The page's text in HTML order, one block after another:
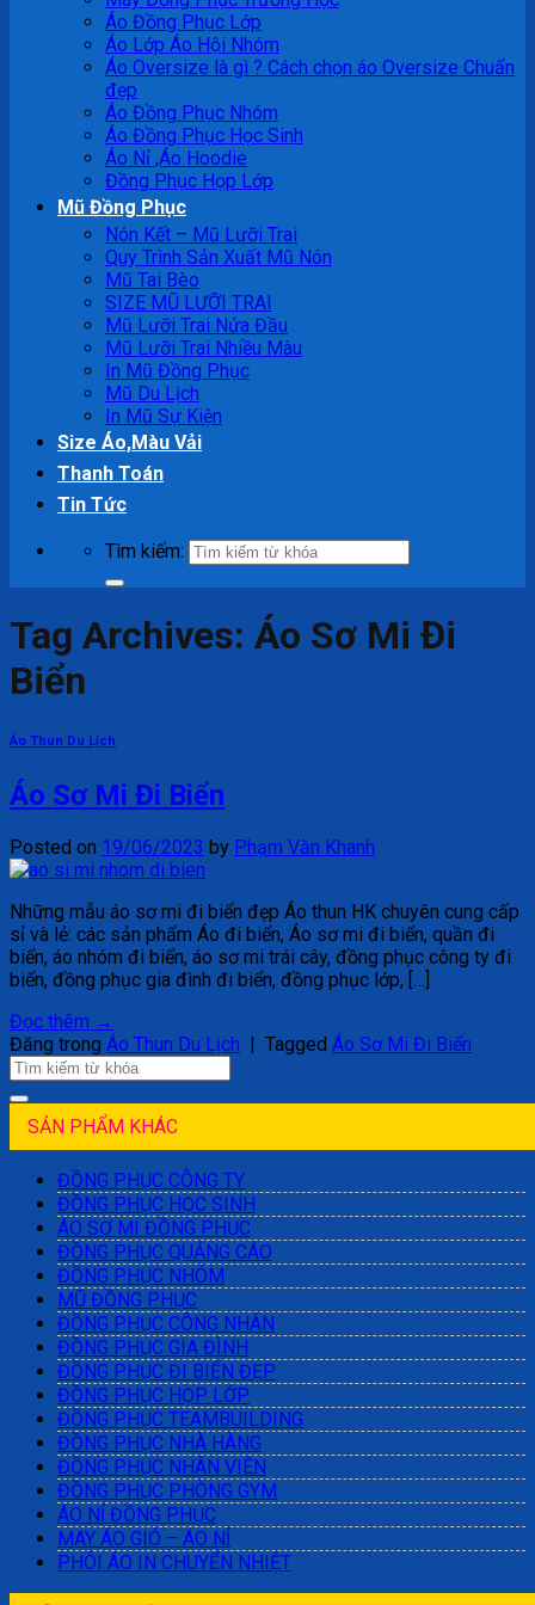
Áo Đồng Phục Lớp
Áo Lớp Áo Hội Nhóm
Áo Oversize là gì ? Cách chọn áo Oversize Chuẩn
đẹp
Áo Đồng Phục Nhóm
Áo Đồng Phục Học Sinh
Áo Nỉ ,Áo Hoodie
Đồng Phục Họp Lớp
Mũ Đồng Phục
Nón Kết – Mũ Lưỡi Trai
Quy Trình Sản Xuất Mũ Nón
Mũ Tai Bèo
SIZE MŨ LƯỠI TRAI
Mũ Lưỡi Trai Nửa Đầu
Mũ Lưỡi Trai Nhiều Màu
In Mũ Đồng Phục
Mũ Du Lịch
In Mũ Sự Kiện
Size Áo,Màu Vải
Thanh Toán
Tin Tức
Tìm kiếm:
Tag Archives: Áo Sơ Mi Đi
Biển
Áo Thun Du Lịch
Áo Sơ Mi Đi Biển
Posted on 19/06/2023 by Phạm Văn Khanh
Những mẫu áo sơ mi đi biển đẹp Áo thun HK chuyên cung cấp
sỉ và lẻ: các sản phẩm Áo đi biển, Áo sơ mi đi biển, quần đi
biển, áo nhóm đi biển, áo sơ mi trái cây, đồng phục công ty đi
biển, đồng phục gia đình đi biển, đồng phục lớp, […]
Đọc thêm →
Đăng trong Áo Thun Du Lịch Tagged Áo Sơ Mi Đi Biển
SẢN PHẨM KHÁC
ĐỒNG PHỤC CÔNG TY
ĐỒNG PHỤC HỌC SINH
ÁO SƠ MI ĐỒNG PHỤC
ĐỒNG PHỤC QUẢNG CÁO
ĐỒNG PHỤC NHÓM
MŨ ĐỒNG PHỤC
ĐỒNG PHỤC CÔNG NHÂN
ĐỒNG PHỤC GIA ĐÌNH
ĐỒNG PHỤC ĐI BIỂN ĐẸP
ĐỒNG PHỤC HỌP LỚP
ĐỒNG PHỤC TEAMBUILDING
ĐỒNG PHỤC NHÀ HÀNG
ĐỒNG PHỤC NHÂN VIÊN
ĐỒNG PHỤC PHÒNG GYM
ÁO NỈ ĐỒNG PHỤC
MAY ÁO GIÓ – ÁO NỈ
PHÔI ÁO IN CHUYỂN NHIỆT